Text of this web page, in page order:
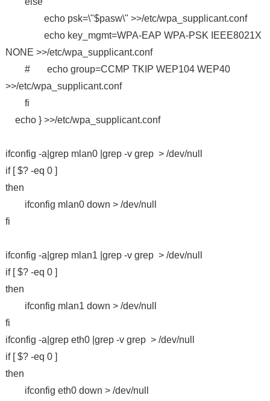
echo psk=\"$pasw\" >>/etc/wpa_supplicant.conf
echo key_mgmt=WPA-EAP WPA-PSK IEEE8021X
NONE >>/etc/wpa_supplicant.conf
# echo group=CCMP TKIP WEP104 WEP40
>>/etc/wpa_supplicant.conf
fi
echo } >>/etc/wpa_supplicant.conf
ifconfig -a|grep mlan0 |grep -v grep > /dev/null
if [ $? -eq 0 ]
then
ifconfig mlan0 down > /dev/null
fi
ifconfig -a|grep mlan1 |grep -v grep > /dev/null
if [ $? -eq 0 ]
then
ifconfig mlan1 down > /dev/null
fi
ifconfig -a|grep eth0 |grep -v grep > /dev/null
if [ $? -eq 0 ]
then
ifconfig eth0 down > /dev/null